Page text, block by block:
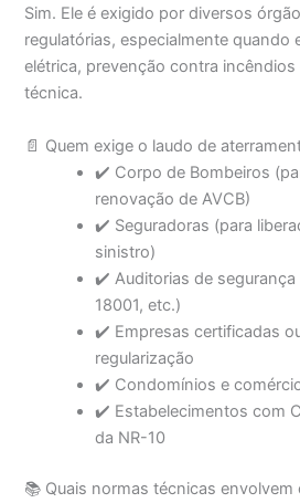
Sim. Ele é exigido por diversos
regulatórias, especialmente quando
elétrica, prevenção contra
técnica.
📄 Quem exige o laudo de
✔️ Corpo de Bombeiros
renovação de AVCB)
✔️ Seguradoras (para
sinistro)
✔️ Auditorias de segurança
18001, etc.)
✔️ Empresas certificadas
regularização
✔️ Condomínios e
✔️ Estabelecimentos com
da NR-10
📚 Quais normas técnicas envolvem